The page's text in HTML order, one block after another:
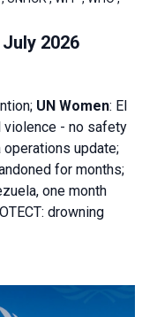
2026
UN Women: El
violence - no safety
operations update;
for months;
one month
drowning